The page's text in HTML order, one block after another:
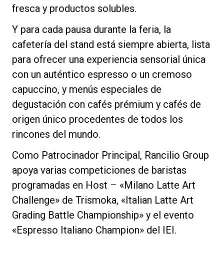
fresca y productos solubles.
Y para cada pausa durante la feria, la
cafetería del stand está siempre abierta, lista
para ofrecer una experiencia sensorial única
con un auténtico espresso o un cremoso
capuccino, y menús especiales de
degustación con cafés prémium y cafés de
origen único procedentes de todos los
rincones del mundo.
Como Patrocinador Principal, Rancilio Group
apoya varias competiciones de baristas
programadas en Host – «Milano Latte Art
Challenge» de Trismoka, «Italian Latte Art
Grading Battle Championship» y el evento
«Espresso Italiano Champion» del IEI.